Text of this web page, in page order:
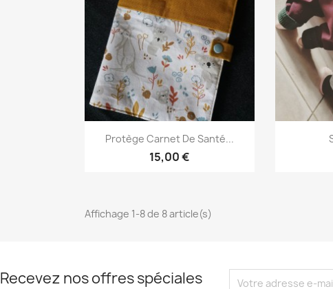
Aperçu rapide
Protège Carnet De Santé...
15,00 €

Affichage 1-8 de 8 article(s)
Recevez nos offres spéciales